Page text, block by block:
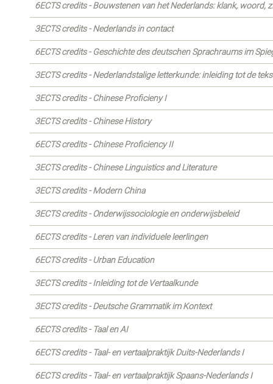
6ECTS credits - Bouwstenen van het Nederlands: klank, woord,
3ECTS credits - Nederlands in contact
6ECTS credits - Geschichte des deutschen Sprachraums im
3ECTS credits - Nederlandstalige letterkunde: inleiding tot de
3ECTS credits - Chinese Proficieny I
3ECTS credits - Chinese History
6ECTS credits - Chinese Proficiency II
3ECTS credits - Chinese Linguistics and Literature
3ECTS credits - Modern China
3ECTS credits - Onderwijssociologie en onderwijsbeleid
6ECTS credits - Leren van individuele leerlingen
6ECTS credits - Urban Education
3ECTS credits - Inleiding tot de Vertaalkunde
3ECTS credits - Deutsche Grammatik im Kontext
6ECTS credits - Taal en AI
6ECTS credits - Taal- en vertaalpraktijk Duits-Nederlands I
6ECTS credits - Taal- en vertaalpraktijk Spaans-Nederlands I